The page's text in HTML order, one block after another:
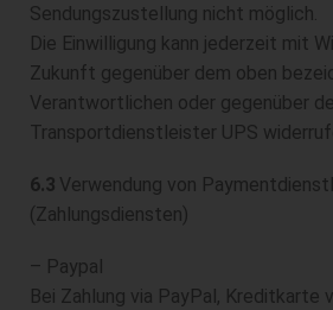
Sendungszustellung nicht möglich.
Die Einwilligung kann jederzeit mit
Zukunft gegenüber dem oben
Verantwortlichen oder gegenüber
Transportdienstleister UPS
6.3 Verwendung von
(Zahlungsdiensten)
– Paypal
Bei Zahlung via PayPal, Kreditkarte